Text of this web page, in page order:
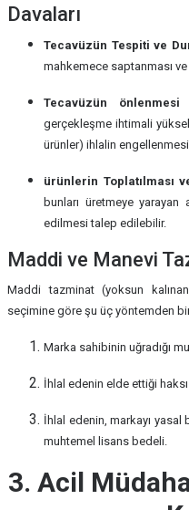
Davaları
Tecavüzün Tespiti ve
mahkemece saptanması
Tecavüzün önlenmesi
gerçekleşme ihtimali
ürünler) ihlalin
ürünlerin Toplatılması
bunları üretmeye
edilmesi talep edilebilir.
Maddi ve Manevi
Maddi tazminat (yoksun
seçimine göre şu üç yöntemden
Marka sahibinin uğradığı
İhlal edenin elde ettiği
İhlal edenin, markayı
muhtemel lisans bedeli.
3. Acil